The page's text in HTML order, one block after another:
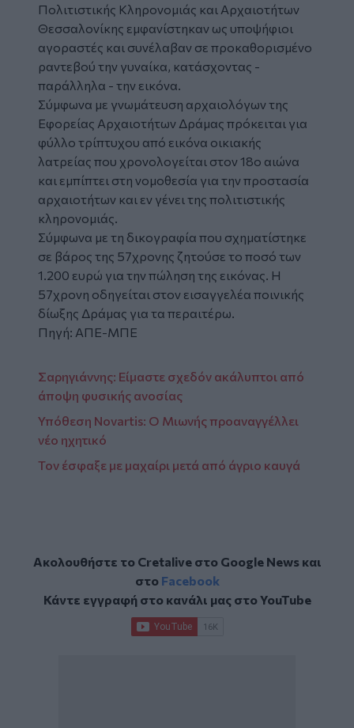
Πολιτιστικής Κληρονομιάς και Αρχαιοτήτων
Θεσσαλονίκης εμφανίστηκαν ως υποψήφιοι
αγοραστές και συνέλαβαν σε προκαθορισμένο
ραντεβού την γυναίκα, κατάσχοντας -
παράλληλα - την εικόνα.
Σύμφωνα με γνωμάτευση αρχαιολόγων της
Εφορείας Αρχαιοτήτων Δράμας πρόκειται για
φύλλο τρίπτυχου από εικόνα οικιακής
λατρείας που χρονολογείται στον 18ο αιώνα
και εμπίπτει στη νομοθεσία για την προστασία
αρχαιοτήτων και εν γένει της πολιτιστικής
κληρονομιάς.
Σύμφωνα με τη δικογραφία που σχηματίστηκε
σε βάρος της 57χρονης ζητούσε το ποσό των
1.200 ευρώ για την πώληση της εικόνας. Η
57χρονη οδηγείται στον εισαγγελέα ποινικής
δίωξης Δράμας για τα περαιτέρω.
Πηγή: ΑΠΕ-ΜΠΕ
Σαρηγιάννης: Είμαστε σχεδόν ακάλυπτοι από
άποψη φυσικής ανοσίας
Υπόθεση Novartis: Ο Μιωνής προαναγγέλλει
νέο ηχητικό
Τον έσφαξε με μαχαίρι μετά από άγριο καυγά
Ακολουθήστε το Cretalive στο Google Newsκαι
στο Facebook
Κάντε εγγραφή στο κανάλι μας στοYouTube